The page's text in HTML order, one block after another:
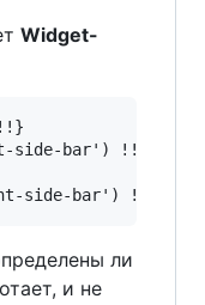
Widget-
side-bar') !!}
ли
и не